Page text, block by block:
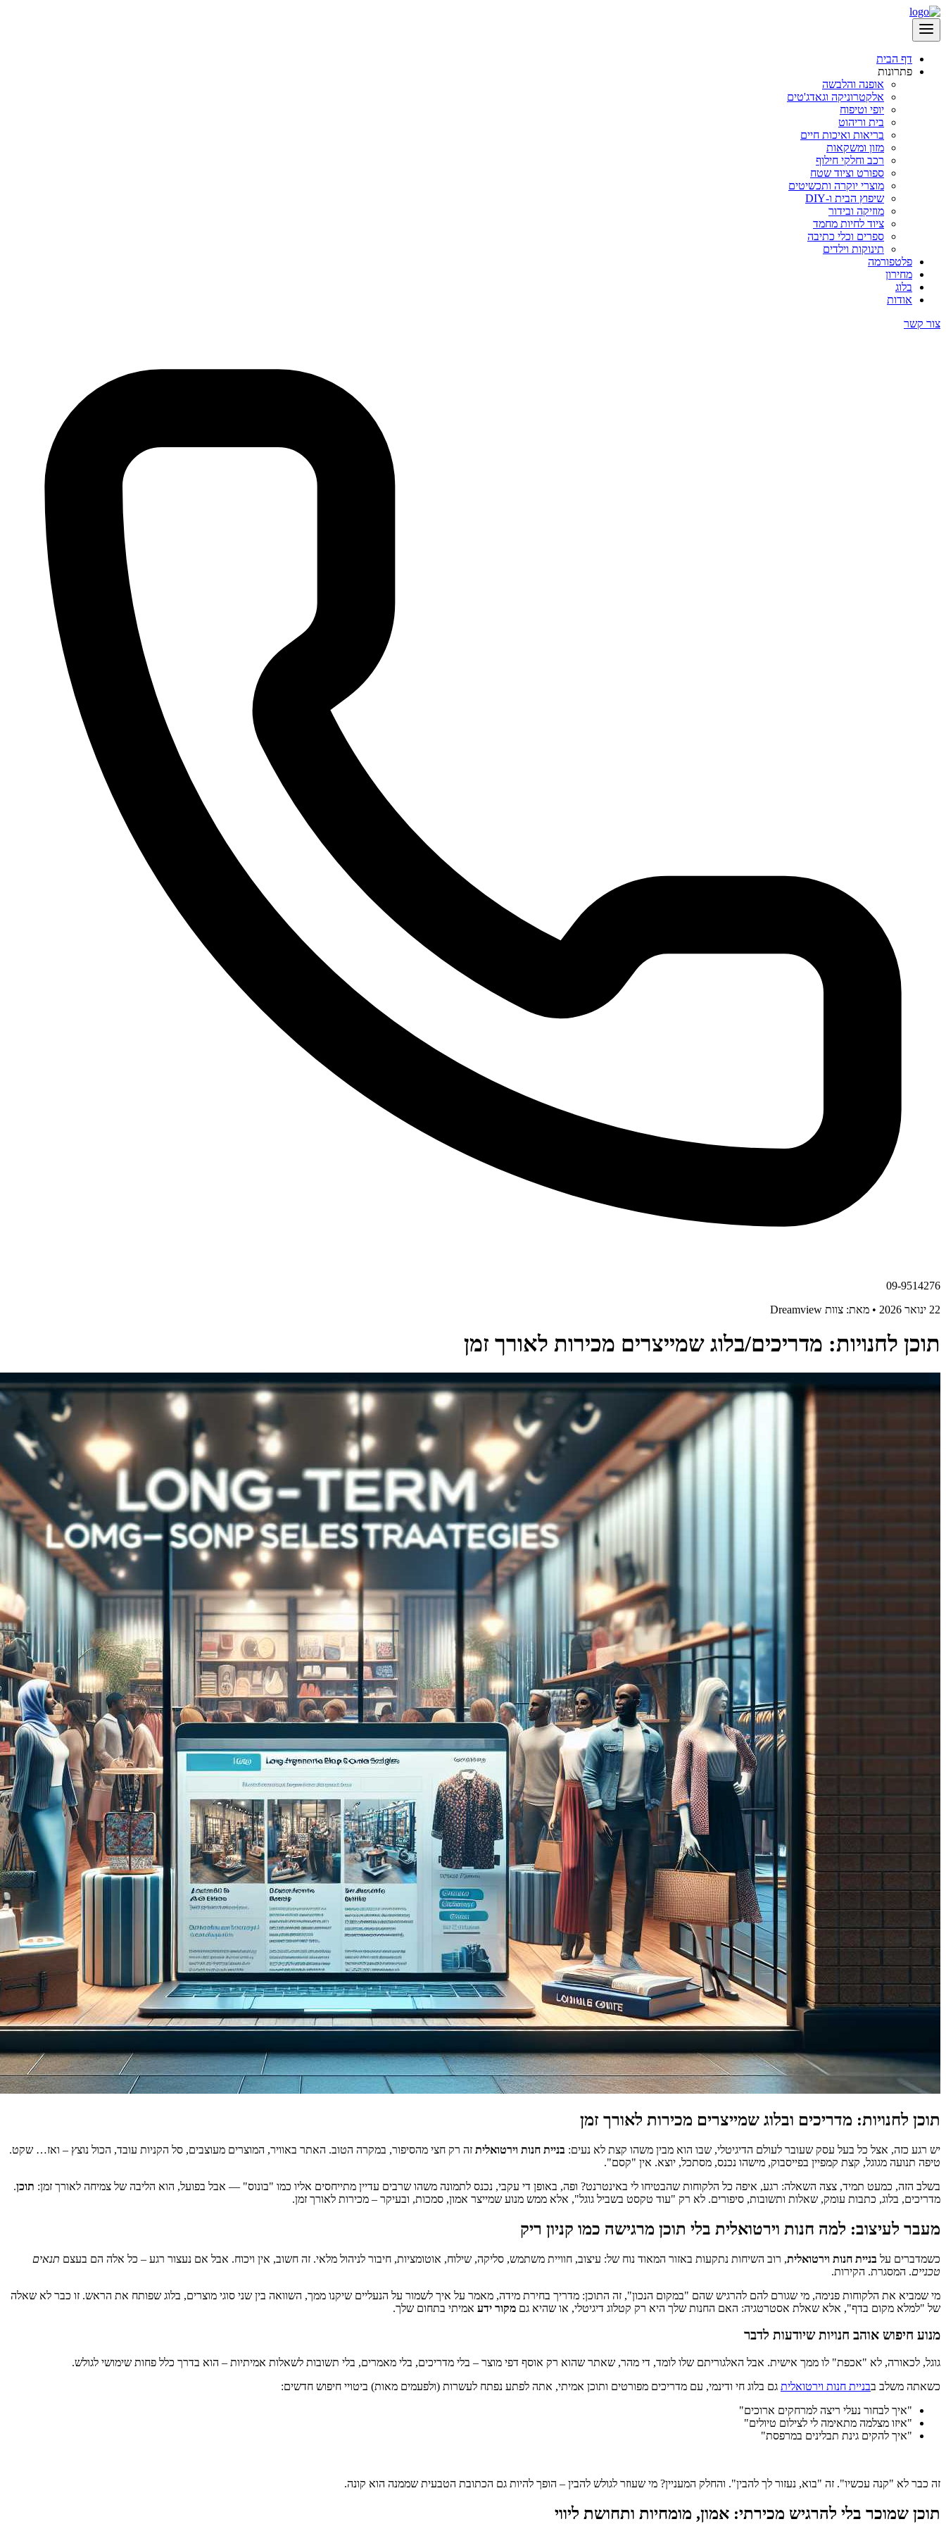
דף הבית
פתרונות
אופנה והלבשה
אלקטרוניקה וגאדג'טים
יופי וטיפוח
בית וריהוט
בריאות ואיכות חיים
מזון ומשקאות
רכב וחלקי חילוף
ספורט וציוד שטח
מוצרי יוקרה ותכשיטים
שיפוץ הבית ו-DIY
מוזיקה ובידור
ציוד לחיות מחמד
ספרים וכלי כתיבה
תינוקות וילדים
פלטפורמה
מחירון
בלוג
אודות
צור קשר
09-9514276
22 ינואר 2026 • מאת: צוות Dreamview
תוכן לחנויות: מדריכים/בלוג שמייצרים מכירות לאורך זמן
תוכן לחנויות: מדריכים ובלוג שמייצרים מכירות לאורך זמן
יש רגע כזה, אצל כל בעל עסק שעובר לעולם הדיגיטלי, שבו הוא מבין משהו קצת לא נעים: בניית חנות וירטואלית זה רק חצי מהסיפור, במקרה הטוב. האתר באוויר, המוצרים מעוצבים, סל הקניות עובד, הכול נוצץ – ואז… שקט.
טיפה תנועה מגוגל, קצת קמפיין בפייסבוק, מישהו נכנס, מסתכל, יוצא. אין "קסם".
בשלב הזה, כמעט תמיד, צצה השאלה: רגע, איפה כל הלקוחות שהבטיחו לי באינטרנט? ופה, באופן די עקבי, נכנס לתמונה משהו שרבים עדיין מתייחסים אליו כמו "בונוס" — אבל בפועל, הוא הליבה של צמיחה לאורך זמן: תוכן.
מדריכים, בלוג, כתבות עומק, שאלות ותשובות, סיפורים. לא רק "עוד טקסט בשביל גוגל", אלא ממש מנוע שמייצר אמון, סמכות, ובעיקר – מכירות לאורך זמן.
מעבר לעיצוב: למה חנות וירטואלית בלי תוכן מרגישה כמו קניון ריק
כשמדברים על בניית חנות וירטואלית, רוב השיחות נתקעות באזור המאוד נוח של: עיצוב, חוויית משתמש, סליקה, שילוח, אוטומציות, חיבור לניהול מלאי. זה חשוב, אין ויכוח. אבל אם נעצור רגע – כל אלה הם בעצם תנאים
טכניים. המסגרת. הקירות.
מי שמביא את הלקוחות פנימה, מי שגורם להם להרגיש שהם "במקום הנכון", זה התוכן: מדריך בחירת מידה, מאמר על איך לשמור על הנעליים שיקנו ממך, השוואה בין שני סוגי מוצרים, בלוג שפותח את הראש. זו כבר לא שאלה
של "למלא מקום בדף", אלא שאלת אסטרטגיה: האם החנות שלך היא רק קטלוג דיגיטלי, או שהיא גם מקור ידע אמיתי בתחום שלך.
מנוע חיפוש אוהב חנויות שיודעות לדבר
גוגל, לכאורה, לא "אכפת" לו ממך אישית. אבל האלגוריתם שלו לומד, די מהר, שאתר שהוא רק אוסף דפי מוצר – בלי מדריכים, בלי מאמרים, בלי תשובות לשאלות אמיתיות – הוא בדרך כלל פחות שימושי לגולש.
כשאתה משלב בבניית חנות וירטואלית גם בלוג חי ודינמי, עם מדריכים מפורטים ותוכן אמיתי, אתה לפתע נפתח לעשרות (ולפעמים מאות) ביטויי חיפוש חדשים:
"איך לבחור נעלי ריצה למרחקים ארוכים"
"איזו מצלמה מתאימה לי לצילום טיולים"
"איך להקים גינת תבלינים במרפסת"
זה כבר לא "קנה עכשיו". זה "בוא, נעזור לך להבין". והחלק המעניין? מי שעוזר לגולש להבין – הופך להיות גם הכתובת הטבעית שממנה הוא קונה.
תוכן שמוכר בלי להרגיש מכירתי: אמון, מומחיות ותחושת ליווי